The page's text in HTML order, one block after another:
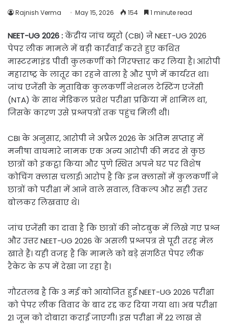
Rajnish Verma May 15, 2026 154 1 minute read
NEET-UG 2026 :केंद्रीय जांच ब्यूरो (CBI) ने NEET-UG 2026
पेपर लीक मामले में बड़ी कार्रवाई करते हुए कथित
मास्टरमाइंड पीवी कुलकर्णी को गिरफ्तार कर लिया है। आरोपी
महाराष्ट्र के लातूर का रहने वाला है और पुणे में कार्यरत था।
जांच एजेंसी के मुताबिक कुलकर्णी नेशनल टेस्टिंग एजेंसी
(NTA) के साथ मेडिकल प्रवेश परीक्षा प्रक्रिया में शामिल था,
जिसके कारण उसे प्रश्नपत्रों तक पहुंच मिली थी।
CBI के अनुसार, आरोपी ने अप्रैल 2026 के अंतिम सप्ताह में
मनीषा वाघमारे नामक एक अन्य आरोपी की मदद से कुछ
छात्रों को इकट्ठा किया और पुणे स्थित अपने घर पर विशेष
कोचिंग क्लास चलाई। आरोप है कि इन क्लासों में कुलकर्णी ने
छात्रों को परीक्षा में आने वाले सवाल, विकल्प और सही उत्तर
बोलकर लिखवाए थे।
जांच एजेंसी का दावा है कि छात्रों की नोटबुक में लिखे गए प्रश्न
और उत्तर NEET-UG 2026 के असली प्रश्नपत्र से पूरी तरह मेल
खाते हैं। यही वजह है कि मामले को बड़े संगठित पेपर लीक
रैकेट के रूप में देखा जा रहा है।
गौरतलब है कि 3 मई को आयोजित हुई NEET-UG 2026 परीक्षा
को पेपर लीक विवाद के बाद रद्द कर दिया गया था। अब परीक्षा
21 जून को दोबारा कराई जाएगी। इस परीक्षा में 22 लाख से